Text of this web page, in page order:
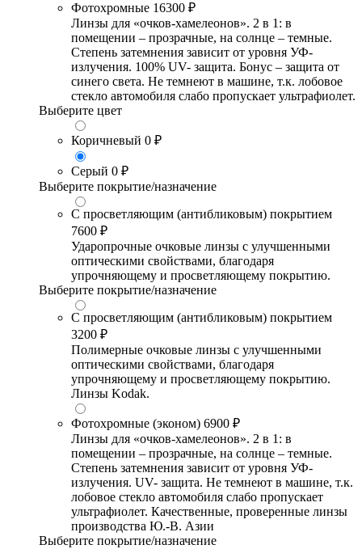
Фотохромные 16300 ₽
Линзы для «очков-хамелеонов». 2 в 1: в
помещении – прозрачные, на солнце – темные.
Степень затемнения зависит от уровня УФ-
излучения. 100% UV- защита. Бонус – защита от
синего света. Не темнеют в машине, т.к. лобовое
стекло автомобиля слабо пропускает ультрафиолет.
Выберите цвет
Коричневый 0 ₽
Серый 0 ₽
Выберите покрытие/назначение
С просветляющим (антибликовым) покрытием
7600 ₽
Ударопрочные очковые линзы с улучшенными
оптическими свойствами, благодаря
упрочняющему и просветляющему покрытию.
Выберите покрытие/назначение
С просветляющим (антибликовым) покрытием
3200 ₽
Полимерные очковые линзы с улучшенными
оптическими свойствами, благодаря
упрочняющему и просветляющему покрытию.
Линзы Kodak.
Фотохромные (эконом) 6900 ₽
Линзы для «очков-хамелеонов». 2 в 1: в
помещении – прозрачные, на солнце – темные.
Степень затемнения зависит от уровня УФ-
излучения. UV- защита. Не темнеют в машине, т.к.
лобовое стекло автомобиля слабо пропускает
ультрафиолет. Качественные, проверенные линзы
производства Ю.-В. Азии
Выберите покрытие/назначение